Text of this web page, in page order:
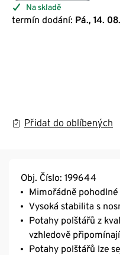
Na skladě
termín dodání: Pá., 14.
Přidat do oblíbených
Obj. Číslo: 199644
Mimořádně
Vysoká stabilita s
Potahy polštářů z
vzhledově
Potahy polštářů lze